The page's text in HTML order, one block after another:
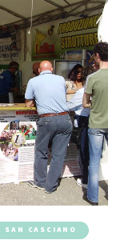
SAN CASCIANO